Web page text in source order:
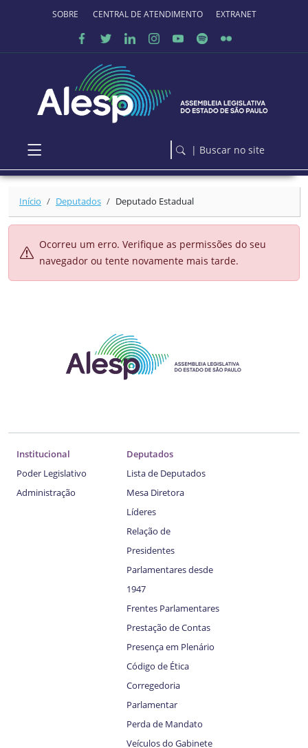
Ir para o conteúdo principal
SOBRE O PORTALCENTRAL DE ATENDIMENTO EXTRANET
| Buscar no site
Início Deputados Deputado Estadual
Ocorreu um erro. Verifique as permissões do seu
navegador ou tente novamente mais tarde.
Institucional
Poder Legislativo
Administração
Deputados
Lista de Deputados
Mesa Diretora
Líderes
Relação de
Presidentes
Parlamentares desde
1947
Frentes Parlamentares
Prestação de Contas
Presença em Plenário
Código de Ética
Corregedoria
Parlamentar
Perda de Mandato
Veículos do Gabinete